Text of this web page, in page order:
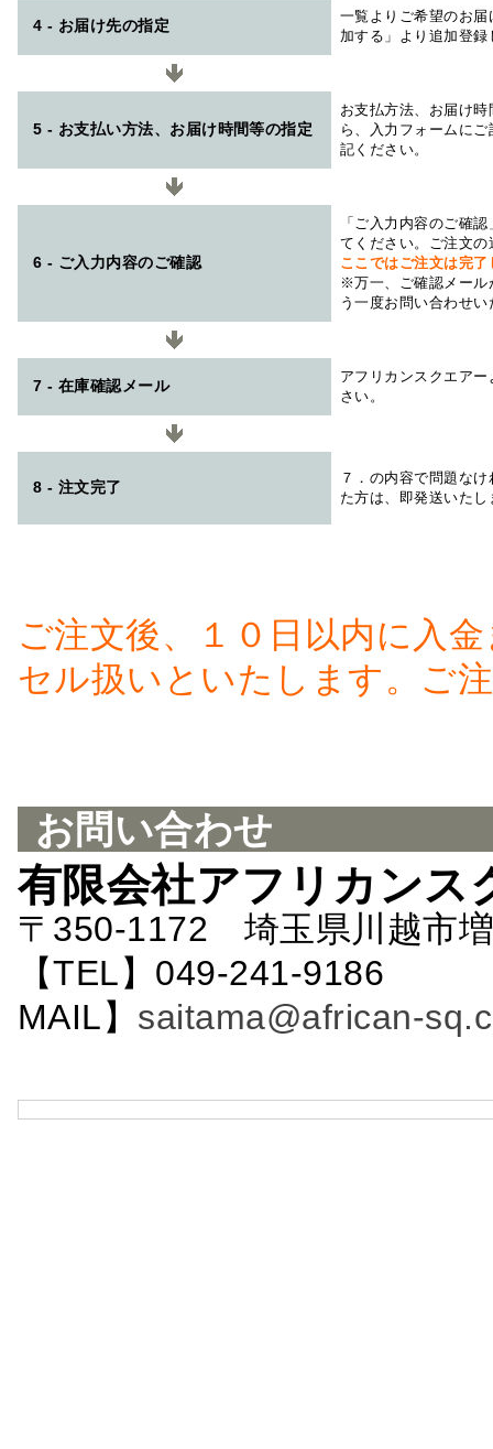
4 - お届け先の指定
一覧よりご希望のお
加する」より追加登
5 - お支払い方法、お届け時間等の指定
お支払方法、お届け
ら、入力フォームに
記ください。
6 - ご入力内容のご確認
「ご入力内容のご確
てください。ご注文
ここではご注文は完
※万一、ご確認メール
う一度お問い合わせ
7 - 在庫確認メール
アフリカンスクエアー
さい。
8 - 注文完了
７．の内容で問題な
た方は、即発送いたし
ご注文後、１０日以内に入
セル扱いといたします。ご
お問い合わせ
有限会社アフリカンス
〒350-1172 埼玉県川越市
【TEL】049-241-
MAIL】 saitama@african-